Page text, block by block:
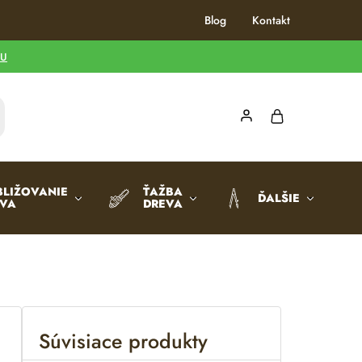
Blog Kontakt
ŤAŽBA
DREVA ĎALŠIE
Súvisiace produkty